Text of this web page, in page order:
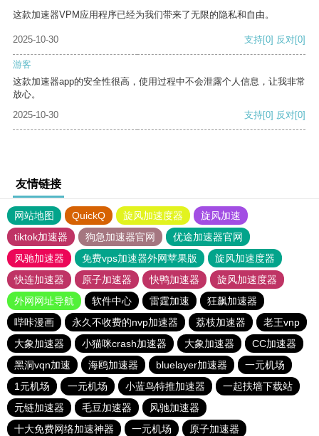
这款加速器VPM应用程序已经为我们带来了无限的隐私和自由。
2025-10-30 支持[0] 反对[0]
游客
这款加速器app的安全性很高，使用过程中不会泄露个人信息，让我非常
放心。
2025-10-30
支持[0] 反对[0]
友情链接
网站地图 QuickQ 旋风加速度器
旋风加速
tiktok加速器
狗急加速器官网
优途加速器官网
风驰加速器
免费vps加速器外网苹果版
旋风加速度器
快连加速器
原子加速器 快鸭加速器
旋风加速度器
外网网址导航
软件中心 雷霆加速
狂飙加速器
哔咔漫画
永久不收费的nvp加速器 荔枝加速器
老王vnp
大象加速器
小猫咪crash加速器 大象加速器
CC加速器
黑洞vqn加速
海鸥加速器 bluelayer加速器
一元机场
1元机场
一元机场 小蓝鸟特推加速器
一起扶墙下载站
元链加速器
毛豆加速器
风驰加速器
十大免费网络加速神器
一元机场 原子加速器